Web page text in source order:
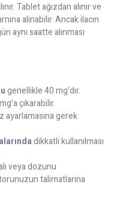
Tablet ağızdan alınır ve
alınabilir. Ancak ilacın
aynı saatte alınması
genellikle 40 mg’dır.
çıkarabilir.
ayarlamasına gerek
dikkatli kullanılması
veya dozunu
talimatlarına